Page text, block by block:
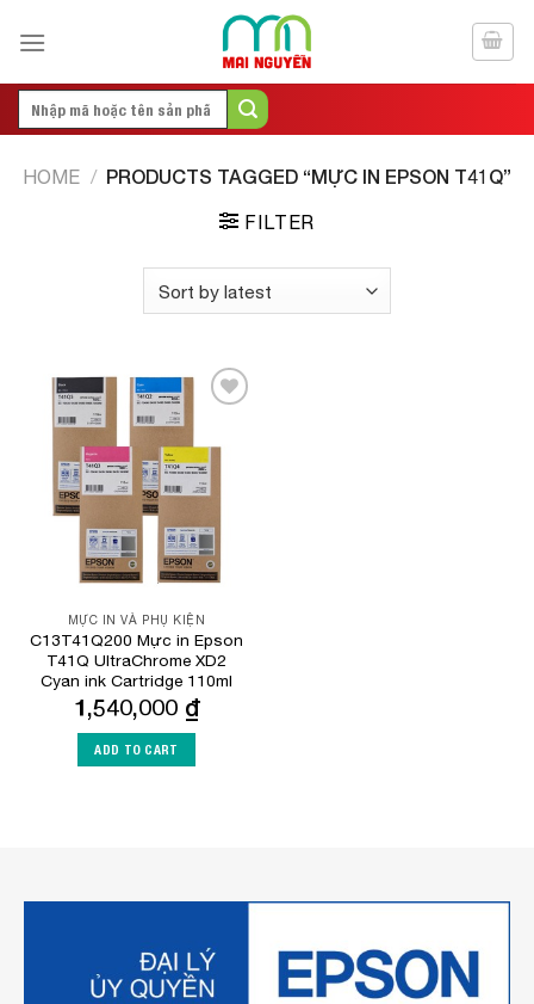
Search
HOME / PRODUCTS TAGGED “MỰC IN EPSON T41Q”
FILTER
MỰC IN VÀ PHỤ KIỆN
C13T41Q200 Mực in Epson
T41Q UltraChrome XD2
Cyan ink Cartridge 110ml
1,540,000 ₫
ADD TO CART